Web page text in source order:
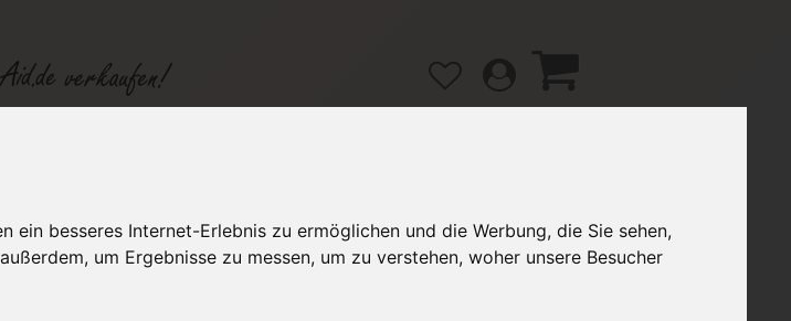
besseres Internet-Erlebnis zu ermöglichen und die Werbung, die Sie sehen,
um Ergebnisse zu messen, um zu verstehen, woher unsere Besucher
Studiengänge / Lehrgänge Hilfe / FAQ